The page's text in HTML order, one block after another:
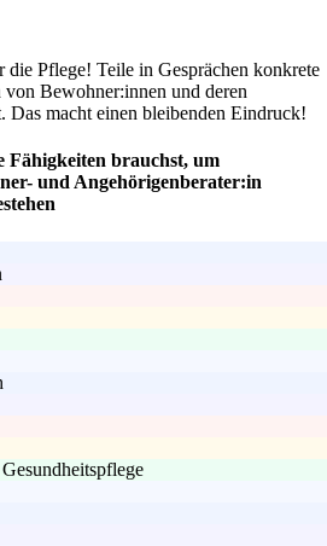
die Pflege! Teile in Gesprächen konkrete
Bewohner:innen und deren
Das macht einen bleibenden Eindruck!
Fähigkeiten brauchst, um
und Angehörigenberater:in